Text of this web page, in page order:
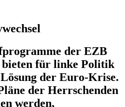
der EZB
bieten für linke Politik
der Euro-Krise.
der Herrschenden
werden,